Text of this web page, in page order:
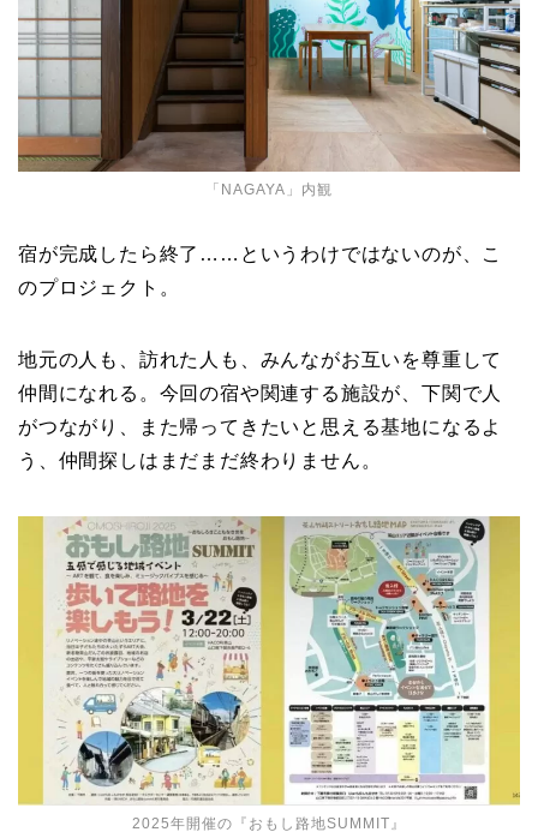
「NAGAYA」内観
宿が完成したら終了……というわけではないのが、こ
のプロジェクト。
地元の人も、訪れた人も、みんながお互いを尊重して
仲間になれる。今回の宿や関連する施設が、下関で人
がつながり、また帰ってきたいと思える基地になるよ
う、仲間探しはまだまだ終わりません。
2025年開催の『おもし路地SUMMIT』